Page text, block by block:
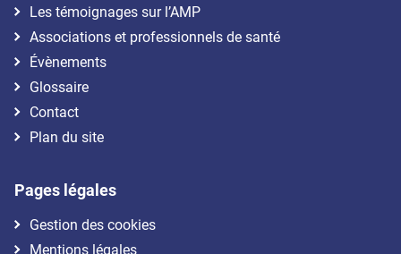
Les témoignages sur l’AMP
Associations et professionnels de santé
Évènements
Glossaire
Contact
Plan du site
Pages légales
Gestion des cookies
Mentions légales